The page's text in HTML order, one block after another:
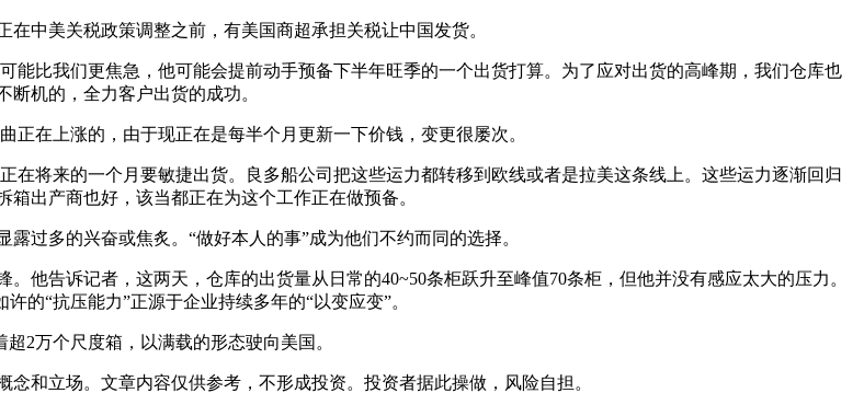
中美关税政策调整之前，有美国商超承担关税让中国发货。
比我们更焦急，他可能会提前动手预备下半年旺季的一个出货打算。为了应对出货的高峰期，我们仓库也
机的，全力客户出货的成功。
在上涨的，由于现正在是每半个月更新一下价钱，变更很屡次。
将来的一个月要敏捷出货。良多船公司把这些运力都转移到欧线或者是拉美这条线上。这些运力逐渐回归
出产商也好，该当都正在为这个工作正在做预备。
多的兴奋或焦炙。“做好本人的事”成为他们不约而同的选择。
告诉记者，这两天，仓库的出货量从日常的40~50条柜跃升至峰值70条柜，但他并没有感应太大的压力。
的“抗压能力”正源于企业持续多年的“以变应变”。
2万个尺度箱，以满载的形态驶向美国。
立场。文章内容仅供参考，不形成投资。投资者据此操做，风险自担。